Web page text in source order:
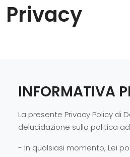
Cucine Moderne
Cucine Classiche
Pareti Attrezzate
Salotti
Poltrone
Madie
Privacy
INFORMATIVA
La presente Privacy Policy di
delucidazione sulla politica
- In qualsiasi momento, Lei